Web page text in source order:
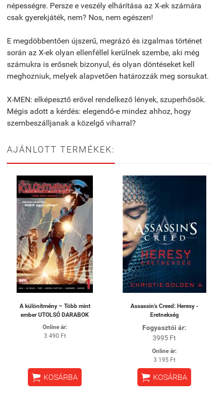
népességre. Persze e veszély elhárítása az X-ek számára
csak gyerekjáték, nem? Nos, nem egészen!
E megdöbbentően újszerű, megrázó és izgalmas történet
során az X-ek olyan ellenféllel kerülnek szembe, aki még
számukra is erősnek bizonyul, és olyan döntéseket kell
meghozniuk, melyek alapvetően határozzák meg sorsukat.
X-MEN: elképesztő erővel rendelkező lények, szuperhősök.
Mégis adott a kérdés: elegendő-e mindez ahhoz, hogy
szembeszálljanak a közelgő viharral?
AJÁNLOTT TERMÉKEK:
A különítmény – Több mint
ember UTOLSÓ DARABOK
Online ár:
3 490 Ft
 KOSÁRBA
Assassin's Creed: Heresy -
Eretnekség
Fogyasztói ár:
3995 Ft
Online ár:
3 195 Ft
 KOSÁRBA